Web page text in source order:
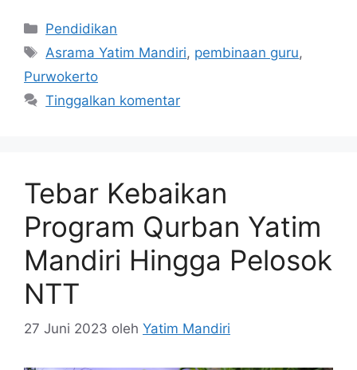
Pendidikan
Asrama Yatim Mandiri, pembinaan guru,
Purwokerto
Tinggalkan komentar
Tebar Kebaikan
Program Qurban Yatim
Mandiri Hingga Pelosok
NTT
27 Juni 2023 oleh Yatim Mandiri